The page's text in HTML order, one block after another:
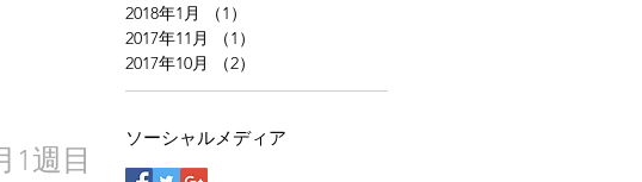
1週目
2018年1月
（1）
2017年11月
（1）
2017年10月
（2）
ソーシャルメディア